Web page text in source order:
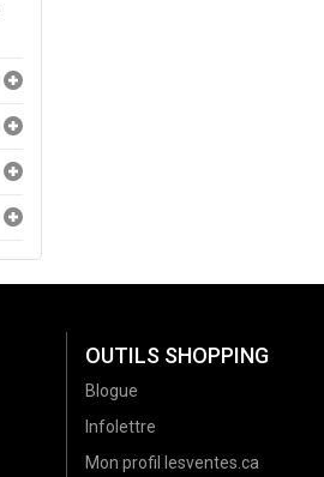
OUTILS SHOPPING
Blogue
Infolettre
Mon profil lesventes.ca